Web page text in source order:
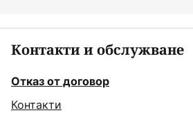
Контакти и обслужване
Отказ от договор
Контакти